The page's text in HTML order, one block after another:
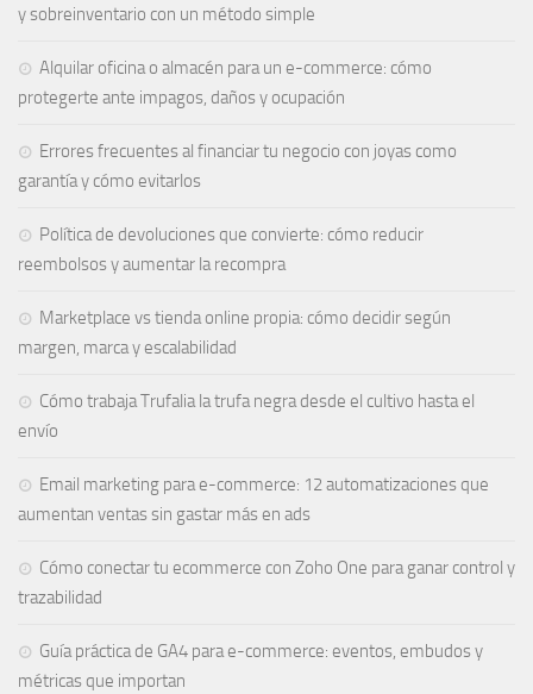
y sobreinventario con un método simple
Alquilar oficina o almacén para un e-commerce: cómo
protegerte ante impagos, daños y ocupación
Errores frecuentes al financiar tu negocio con joyas como
garantía y cómo evitarlos
Política de devoluciones que convierte: cómo reducir
reembolsos y aumentar la recompra
Marketplace vs tienda online propia: cómo decidir según
margen, marca y escalabilidad
Cómo trabaja Trufalia la trufa negra desde el cultivo hasta el
envío
Email marketing para e-commerce: 12 automatizaciones que
aumentan ventas sin gastar más en ads
Cómo conectar tu ecommerce con Zoho One para ganar control y
trazabilidad
Guía práctica de GA4 para e-commerce: eventos, embudos y
métricas que importan